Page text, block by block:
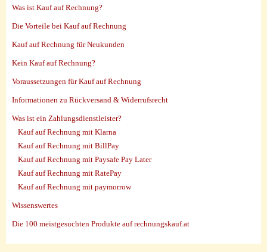
Was ist Kauf auf Rechnung?
Die Vorteile bei Kauf auf Rechnung
Kauf auf Rechnung für Neukunden
Kein Kauf auf Rechnung?
Voraussetzungen für Kauf auf Rechnung
Informationen zu Rückversand & Widerrufsrecht
Was ist ein Zahlungsdienstleister?
Kauf auf Rechnung mit Klarna
Kauf auf Rechnung mit BillPay
Kauf auf Rechnung mit Paysafe Pay Later
Kauf auf Rechnung mit RatePay
Kauf auf Rechnung mit paymorrow
Wissenswertes
Die 100 meistgesuchten Produkte auf rechnungskauf.at